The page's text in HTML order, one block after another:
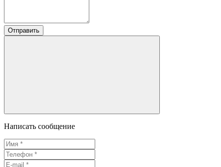
Отправить
Написать сообщение